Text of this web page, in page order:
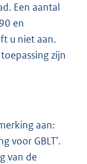
Een aantal
en
u niet aan.
zijn
aan:
voor GBLT’.
van de